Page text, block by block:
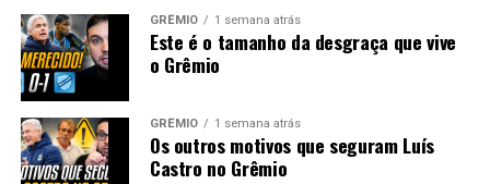
GRÊMIO 1 semana atrás
Este é o tamanho da desgraça que vive
o Grêmio
GRÊMIO 1 semana atrás
Os outros motivos que seguram Luís
Castro no Grêmio